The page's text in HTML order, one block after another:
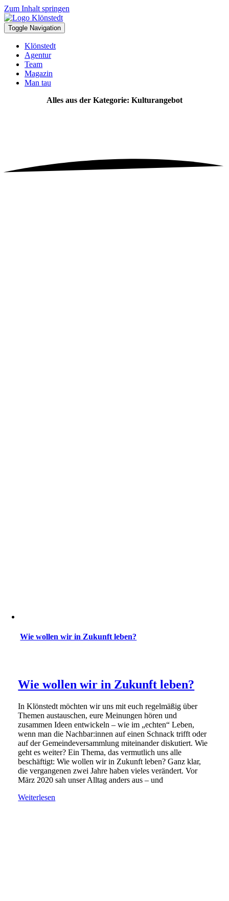
Zum Inhalt springen
Toggle Navigation
Klönstedt
Agentur
Team
Magazin
Man tau
Alles aus der Kategorie: Kulturangebot
Wie wollen wir in Zukunft leben?
Wie wollen wir in Zukunft leben?
In Klönstedt möchten wir uns mit euch regelmäßig über
Themen austauschen, eure Meinungen hören und
zusammen Ideen entwickeln – wie im „echten“ Leben,
wenn man die Nachbar:innen auf einen Schnack trifft oder
auf der Gemeindeversammlung miteinander diskutiert. Wie
geht es weiter? Ein Thema, das vermutlich uns alle
beschäftigt: Wie wollen wir in Zukunft leben? Ganz klar,
die vergangenen zwei Jahre haben vieles verändert. Vor
März 2020 sah unser Alltag anders aus – und
Weiterlesen